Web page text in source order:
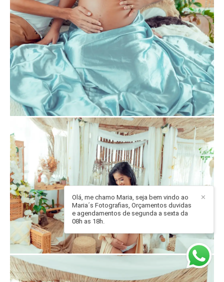
✕
Olá, me chamo Maria, seja bem vindo ao
Maria´s Fotografias, Orçamentos duvidas
e agendamentos de segunda a sexta da
08h as 18h.